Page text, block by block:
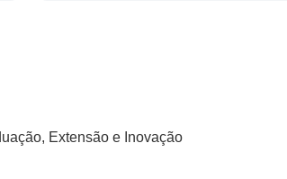
Extensão e Inovação